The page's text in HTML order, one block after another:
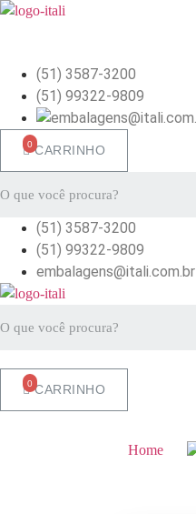
Ir
conteúdo(51) 3587-3200
(51) 99322-9809
CARRINHO
(51) 3587-3200
(51) 99322-9809
embalagens@itali.com.br
CARRINHO
Home